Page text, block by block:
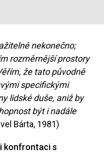
nekonečno;
rozměrnější prostory
že tato původně
specifickými
lidské duše, aniž by
být i nadále
Bárta, 1981)
konfrontaci s